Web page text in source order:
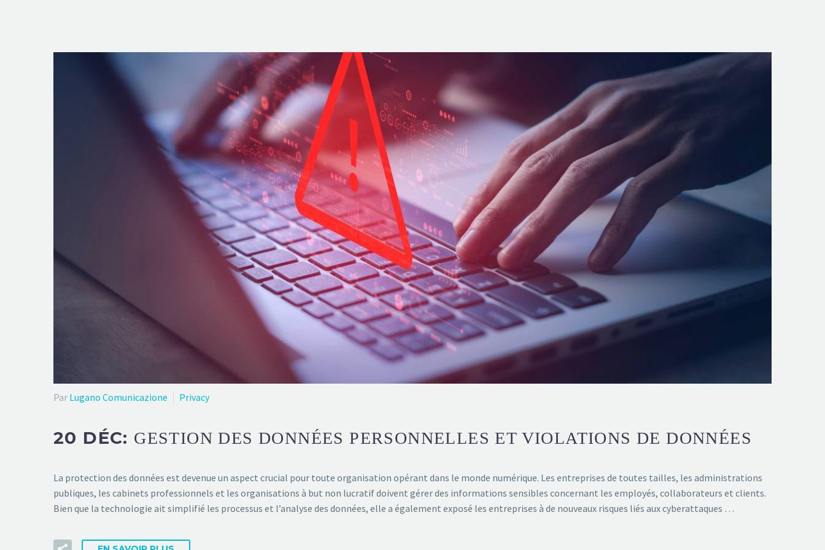
Par Lugano Comunicazione Privacy
20 DÉC: GESTION DES DONNÉES PERSONNELLES ET VIOLATIONS DE DONNÉES
La protection des données est devenue un aspect crucial pour toute organisation opérant dans le monde numérique. Les entreprises de toutes tailles, les administrations
publiques, les cabinets professionnels et les organisations à but non lucratif doivent gérer des informations sensibles concernant les employés, collaborateurs et clients.
Bien que la technologie ait simplifié les processus et l’analyse des données, elle a également exposé les entreprises à de nouveaux risques liés aux cyberattaques …